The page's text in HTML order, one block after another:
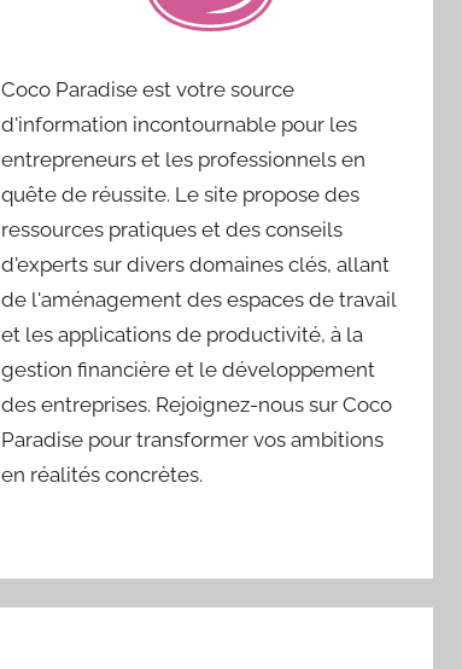
Coco Paradise est votre source
d'information incontournable pour les
entrepreneurs et les professionnels en
quête de réussite. Le site propose des
ressources pratiques et des conseils
d'experts sur divers domaines clés, allant
de l'aménagement des espaces de travail
et les applications de productivité, à la
gestion financière et le développement
des entreprises. Rejoignez-nous sur Coco
Paradise pour transformer vos ambitions
en réalités concrètes.